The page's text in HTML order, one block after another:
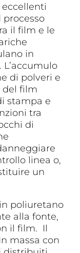
il film e le
in
L’accumulo
di polveri e
del film
stampa e
tra
di
linea o,
un
poliuretano
alla fonte,
il film. Il
massa con